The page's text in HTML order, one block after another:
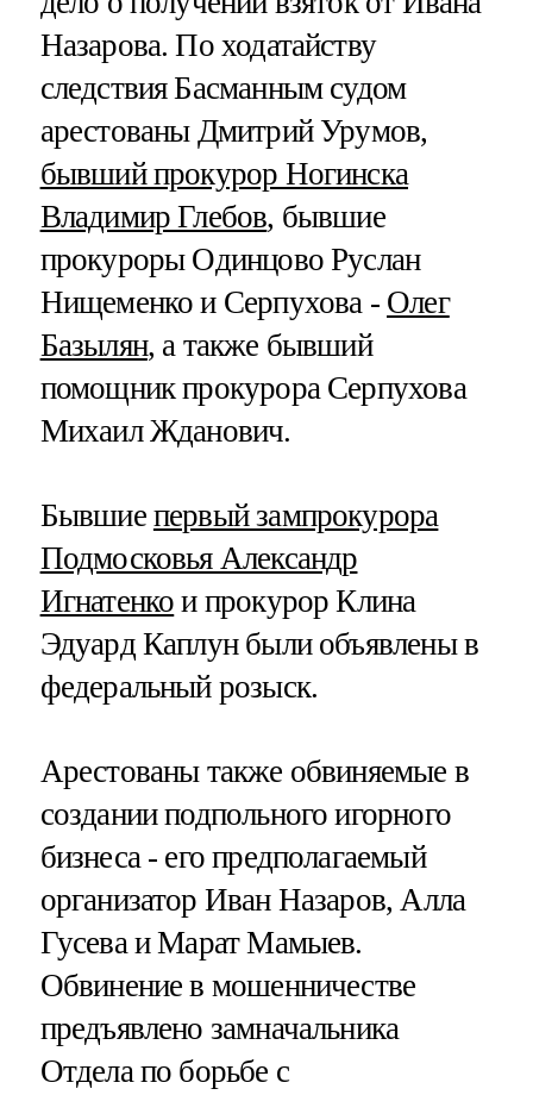
Назарова. По ходатайству
следствия Басманным судом
арестованы Дмитрий Урумов,
бывший прокурор Ногинска
Владимир Глебов, бывшие
прокуроры Одинцово Руслан
Нищеменко и Серпухова - Олег
Базылян, а также бывший
помощник прокурора Серпухова
Михаил Жданович.
Бывшие первый зампрокурора
Подмосковья Александр
Игнатенко и прокурор Клина
Эдуард Каплун были объявлены в
федеральный розыск.
Арестованы также обвиняемые в
создании подпольного игорного
бизнеса - его предполагаемый
организатор Иван Назаров, Алла
Гусева и Марат Мамыев.
Обвинение в мошенничестве
предъявлено замначальника
Отдела по борьбе с